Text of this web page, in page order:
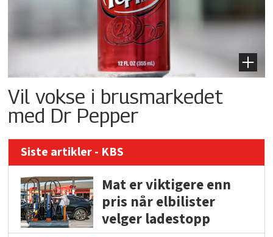
Vil vokse i brusmarkedet
med Dr Pepper
Siste artikler - KBS
Mat er viktigere enn
pris når elbilister
velger ladestopp